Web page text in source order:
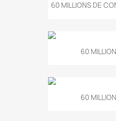
60 MILLIONS DE
60
60